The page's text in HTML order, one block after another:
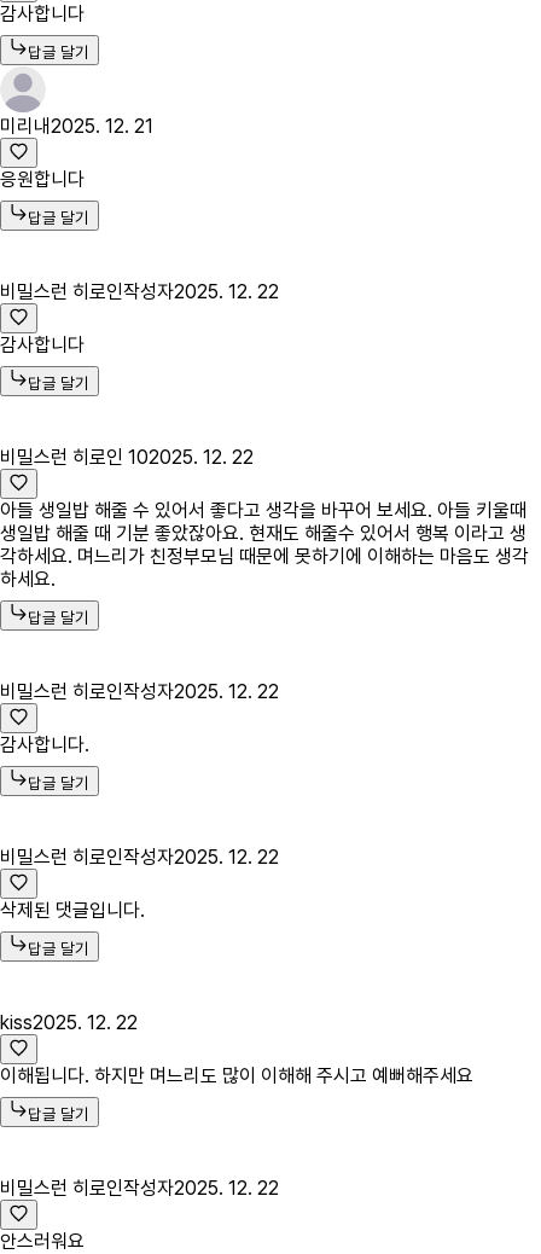
감사합니다
답글 달기
미리내2025. 12. 21
응원합니다
답글 달기
비밀스런 히로인작성자2025. 12. 22
감사합니다
답글 달기
비밀스런 히로인 102025. 12. 22
아들 생일밥 해줄 수 있어서 좋다고 생각을 바꾸어 보세요. 아들 키울때
생일밥 해줄 때 기분 좋았잖아요. 현재도 해줄수 있어서 행복 이라고 생
각하세요. 며느리가 친정부모님 때문에 못하기에 이해하는 마음도 생각
하세요.
답글 달기
비밀스런 히로인작성자2025. 12. 22
감사합니다.
답글 달기
비밀스런 히로인작성자2025. 12. 22
삭제된 댓글입니다.
답글 달기
kiss2025. 12. 22
이해됩니다. 하지만 며느리도 많이 이해해 주시고 예뻐해주세요
답글 달기
비밀스런 히로인작성자2025. 12. 22
안스러워요